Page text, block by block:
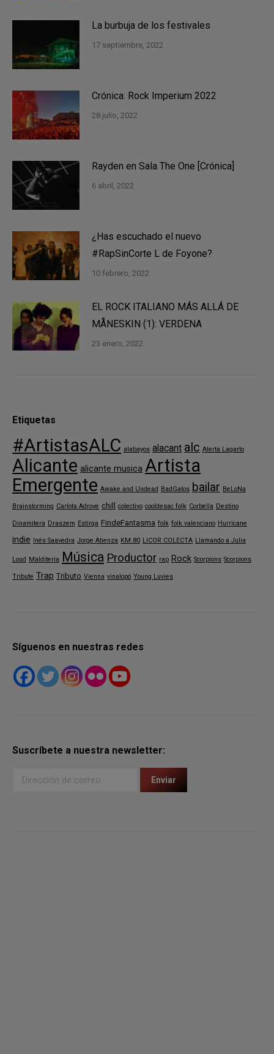
La burbuja de los festivales
17 septiembre, 2022
Crónica: Rock Imperium 2022
28 julio, 2022
Rayden en Sala The One [Crónica]
6 abril, 2022
¿Has escuchado el nuevo
#RapSinCorte L de Foyone?
10 febrero, 2022
EL ROCK ITALIANO MÁS ALLÁ DE
MÅNESKIN (1): VERDENA
23 enero, 2022
Etiquetas
#ArtistasALC alabayos alacant alc Alerta Lagarto
Alicante alicante musica Artista
Emergente Awake and Undead BadGatos bailar BeLoNa
Brainstorming Carlota Adrove chill colectivo cooldesac folk Corbella Destino
Dinamitera Draszem Estirga FindeFantasma folk folk valenciano Hurricane
indie Inés Saavedra Jorge Atienza KM.80 LICOR COLECTA Llamando a Julia
Loud Malditeria Música Productor rap Rock Scorpions Scorpions
Tribute Trap Tributo Vienna vinalopó Young Luvies
Síguenos en nuestras redes
Suscríbete a nuestra newsletter: